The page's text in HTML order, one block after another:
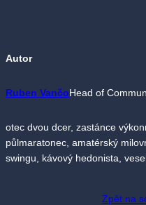
Autor
Ruben VančoHead of
otec dvou dcer, zastánce
půlmaratonec, amatérský
swingu, kávový hedonista,
Zpět na